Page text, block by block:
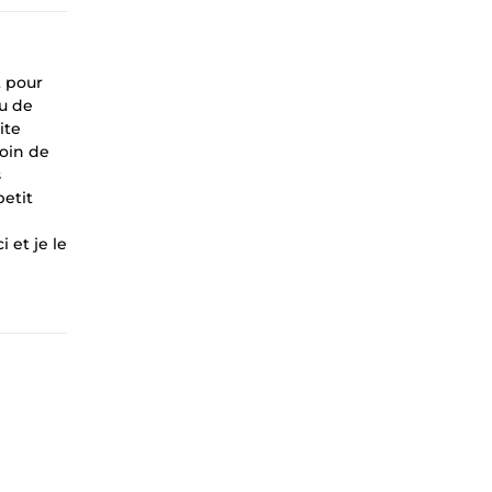
pour
de
de
et je le